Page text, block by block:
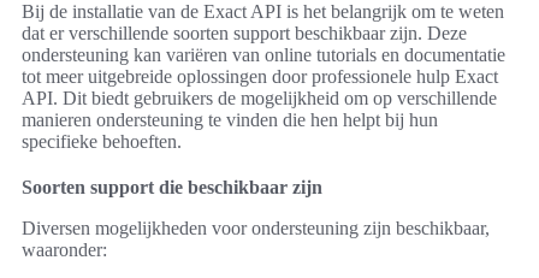
Bij de installatie van de Exact API is het belangrijk om te weten
dat er verschillende soorten support beschikbaar zijn. Deze
ondersteuning kan variëren van online tutorials en documentatie
tot meer uitgebreide oplossingen door professionele hulp Exact
API. Dit biedt gebruikers de mogelijkheid om op verschillende
manieren ondersteuning te vinden die hen helpt bij hun
specifieke behoeften.
Soorten support die beschikbaar zijn
Diversen mogelijkheden voor ondersteuning zijn beschikbaar,
waaronder: